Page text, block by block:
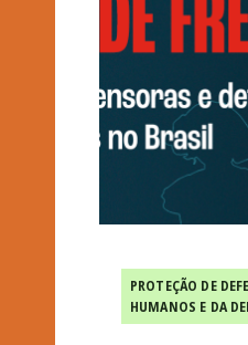
PROTEÇÃO DE
HUMANOS E DA